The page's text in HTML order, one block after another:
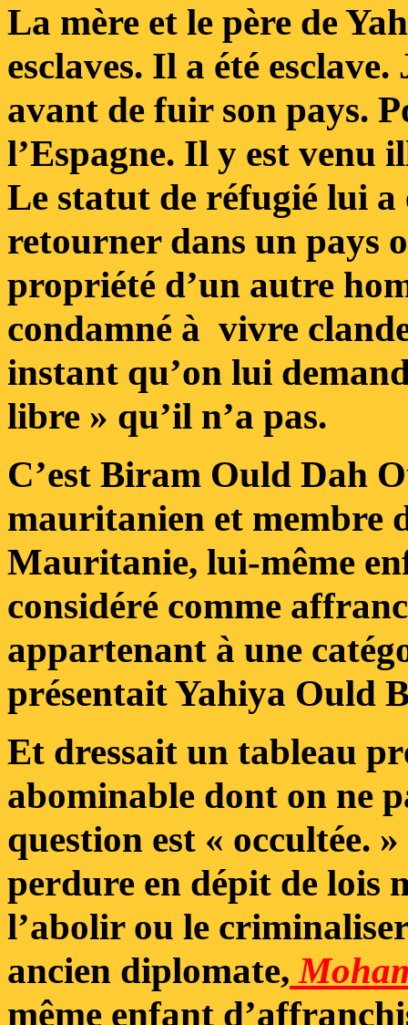
La mère et le père de
esclaves. Il a été esclave.
avant de fuir son pays.
l’Espagne. Il y est venu
Le statut de réfugié lui a
retourner dans un pays
propriété d’un autre
condamné à vivre
instant qu’on lui
libre » qu’il n’a pas.
C’est Biram Ould Dah
mauritanien et membre
Mauritanie, lui-même
considéré comme
appartenant à une
présentait Yahiya Ould
Et dressait un tableau
abominable dont on ne
question est « occultée.
perdure en dépit de lois
l’abolir ou le
ancien diplomate,
même enfant